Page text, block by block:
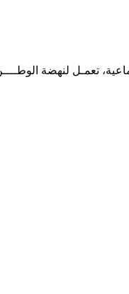
تعمـل لنهضة